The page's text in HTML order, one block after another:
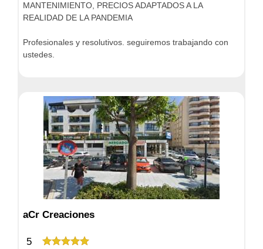
MANTENIMIENTO, PRECIOS ADAPTADOS A LA
REALIDAD DE LA PANDEMIA
Profesionales y resolutivos. seguiremos trabajando con
ustedes.
aCr Creaciones
5